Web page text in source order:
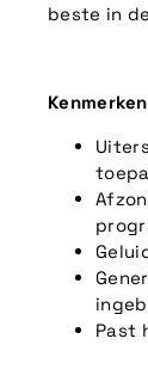
beste in
Past